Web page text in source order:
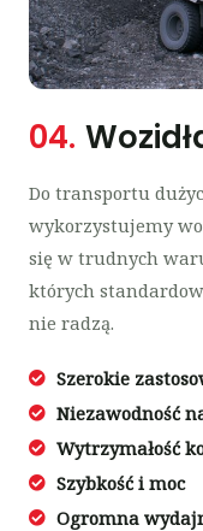
04.
Do transportu
wykorzystujemy
się w trudnych
których
nie radzą.
Szerokie
Niezawodność
Wytrzymałość
Szybkość i moc
Ogromna